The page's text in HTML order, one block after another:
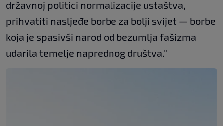
državnoj politici normalizacije ustaštva,
prihvatiti nasljeđe borbe za bolji svijet — borbe
koja je spasivši narod od bezumlja fašizma
udarila temelje naprednog društva."